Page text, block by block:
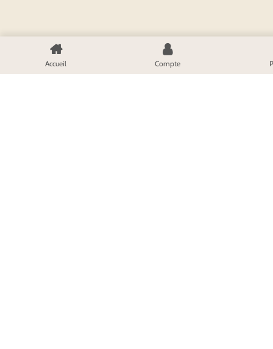
Accueil Compte